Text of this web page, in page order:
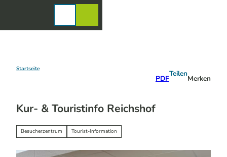
Startseite
PDF
Teilen
Merken
Kur- & Touristinfo Reichshof
Besucherzentrum Tourist-Information